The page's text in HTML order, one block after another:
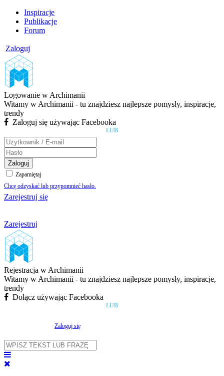
Inspiracje
Publikacje
Forum
Zaloguj
Logowanie w Archimanii
Witamy w Archimanii - tu znajdziesz najlepsze pomysły, inspiracje,
trendy
Zaloguj się używając Facebooka
LUB
Zaloguj
Zapamiętaj
Chcę odzyskać lub przypomnieć hasło.
Zarejestruj się
Zarejestruj
Rejestracja w Archimanii
Witamy w Archimanii - tu znajdziesz najlepsze pomysły, inspiracje,
trendy
Dołącz używając Facebooka
LUB
Zaloguj się